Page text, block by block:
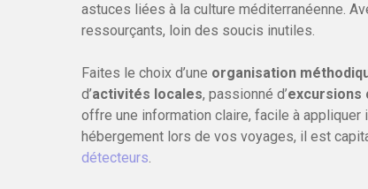
astuces liées à la culture méditerranéenne.
ressourçants, loin des soucis inutiles.
Faites le choix d’une organisation
d’activités locales, passionné d’excursions
offre une information claire, facile à appliquer
hébergement lors de vos voyages, il est
détecteurs.